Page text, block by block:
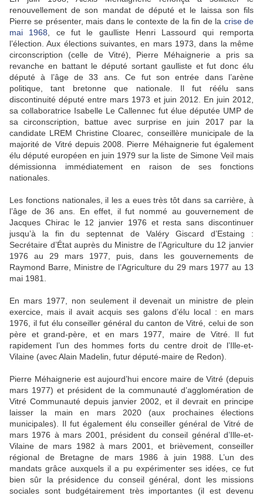
renouvellement de son mandat de député et le laissa son fils
Pierre se présenter, mais dans le contexte de la fin de la crise de
mai 1968 , ce fut le gaulliste Henri Lassourd qui remporta
l’élection. Aux élections suivantes, en mars 1973, dans la même
circonscription (celle de Vitré), Pierre Méhaignerie a pris sa
revanche en battant le député sortant gaulliste et fut donc élu
député à l’âge de 33 ans. Ce fut son entrée dans l’arène
politique, tant bretonne que nationale. Il fut réélu sans
discontinuité député entre mars 1973 et juin 2012. En juin 2012,
sa collaboratrice Isabelle Le Callennec fut élue députée UMP de
sa circonscription, battue avec surprise en juin 2017 par la
candidate LREM Christine Cloarec, conseillère municipale de la
majorité de Vitré depuis 2008. Pierre Méhaignerie fut également
élu député européen en juin 1979 sur la liste de Simone Veil mais
démissionna immédiatement en raison de ses fonctions
nationales.
Les fonctions nationales, il les a eues très tôt dans sa carrière, à
l’âge de 36 ans. En effet, il fut nommé au gouvernement de
Jacques Chirac le 12 janvier 1976 et resta sans discontinuer
jusqu’à la fin du septennat de Valéry Giscard d’Estaing :
Secrétaire d’État auprès du Ministre de l’Agriculture du 12 janvier
1976 au 29 mars 1977, puis, dans les gouvernements de
Raymond Barre, Ministre de l’Agriculture du 29 mars 1977 au 13
mai 1981.
En mars 1977, non seulement il devenait un ministre de plein
exercice, mais il avait acquis ses galons d’élu local : en mars
1976, il fut élu conseiller général du canton de Vitré, celui de son
père et grand-père, et en mars 1977, maire de Vitré. Il fut
rapidement l’un des hommes forts du centre droit de l’Ille-et-
Vilaine (avec Alain Madelin, futur député-maire de Redon).
Pierre Méhaignerie est aujourd’hui encore maire de Vitré (depuis
mars 1977) et président de la communauté d’agglomération de
Vitré Communauté depuis janvier 2002, et il devrait en principe
laisser la main en mars 2020 (aux prochaines élections
municipales). Il fut également élu conseiller général de Vitré de
mars 1976 à mars 2001, président du conseil général d’Ille-et-
Vilaine de mars 1982 à mars 2001, et brièvement, conseiller
régional de Bretagne de mars 1986 à juin 1988. L’un des
mandats grâce auxquels il a pu expérimenter ses idées, ce fut
bien sûr la présidence du conseil général, dont les missions
sociales sont budgétairement très importantes (il est devenu